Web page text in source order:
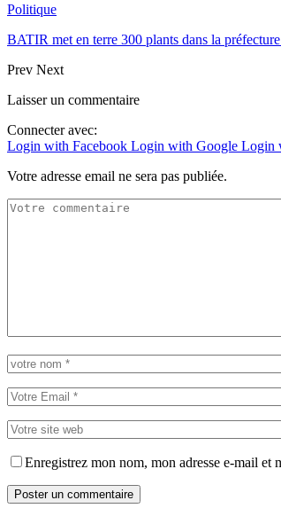
Politique
BATIR met en terre 300 plants dans la
Prev Next
Laisser un commentaire
Connecter avec:
Login with Facebook Login with Google Login
Votre adresse email ne sera pas publiée.
Enregistrez mon nom, mon adresse e-mail et